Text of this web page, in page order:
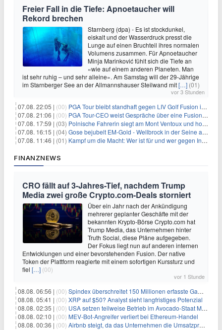
Freier Fall in die Tiefe: Apnoetaucher will
Rekord brechen
Starnberg (dpa) - Es ist stockdunkel,
eiskalt und der Wasserdruck presst die
Lunge auf einen Bruchteil ihres normalen
Volumens zusammen. Für Apnoetaucher
Minja Marinković fühlt sich die Tiefe an
«wie auf einem anderen Planeten. Man
ist sehr ruhig – und sehr alleine». Am Samstag will der 29-Jährige
im Starnberger See an der Allmannshauser Steilwand mit[…] (01)
vor 3 Stunden
07.08. 22:05 | (00) PGA Tour bleibt standhaft gegen LIV Golf Fusion in einem sich wandelnden Sportumfeld
07.08. 21:06 | (00) PGA Tour-CEO weist Gespräche über eine Fusion mit LIV Golf zurück und bekräftigt die Wettbewerbslandschaft
07.08. 17:59 | (03) Polnische Fahrerin siegt am Mont Ventoux und holt Tour-Gelb
07.08. 16:15 | (04) Gose bejubelt EM-Gold - Wellbrock in der Seine ausgebremst
07.08. 11:46 | (01) Kampf um die Macht: Wer ist für und wer gegen Infantino?
FINANZNEWS
CRO fällt auf 3-Jahres-Tief, nachdem Trump
Media zwei große Crypto.com-Deals storniert
Über ein Jahr nach der Ankündigung
mehrerer geplanter Geschäfte mit der
bekannten Krypto-Börse Crypto.com hat
Trump Media, das Unternehmen hinter
Truth Social, diese Pläne aufgegeben.
Der Fokus liegt nun auf anderen internen
Entwicklungen und einer bevorstehenden Fusion. Der native
Token der Plattform reagierte mit einem sofortigen Kurssturz und
fiel […] (00)
vor 1 Stunde
08.08. 06:56 | (00) Spindex überschreitet 150 Millionen erfasste Gaming-Ereignisse in Echtzeit-Datenpipeline
08.08. 05:41 | (00) XRP auf $50? Analyst sieht langfristiges Potenzial
08.08. 02:35 | (00) USA setzen teilweise Betrieb im Avocado-Staat Michoacán in Mexiko wieder in Gang
08.08. 02:10 | (00) MEV-Bot-Angreifer verliert bei Ethereum-Handel
08.08. 00:36 | (00) Airbnb steigt, da das Unternehmen die Umsatzprognose anhebt und starkes Wachstum signalisiert